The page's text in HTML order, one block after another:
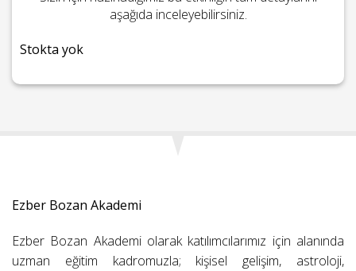
aşağıda inceleyebilirsiniz.
Stokta yok
Ezber Bozan Akademi
Ezber Bozan Akademi olarak katılımcılarımız için alanında
uzman eğitim kadromuzla; kişisel gelişim, astroloji,